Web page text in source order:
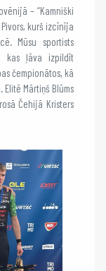
– “Kamniški
kurš izcīnīja
Mūsu sportists
kas ļāva izpildīt
čempionātos, kā
Mārtiņš Blūms
Čehijā Kristers